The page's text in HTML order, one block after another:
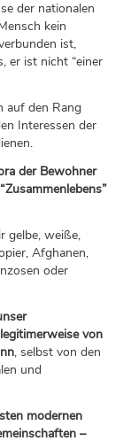
der nationalen
kein
ist,
er ist nicht “einer
auf den Rang
Interessen der
der Bewohner
gelbe, weiße,
Afghanen,
oder
von
, selbst von den
und
modernen
–